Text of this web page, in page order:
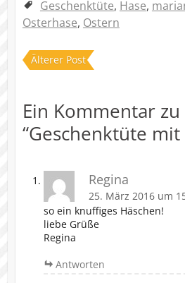
Geschenktüte, Hase,
Osterhase, Ostern
Älterer Post
Ein Kommentar zu
“Geschenktüte mit
Regina
25. März 2016 um
so ein knuffiges Häschen!
liebe Grüße
Regina
Antworten